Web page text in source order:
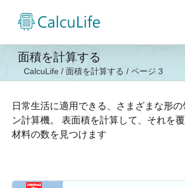
面積を計算する
CalcuLife / 面積を計算する / ページ 3
日常生活に適用できる、さまざまな形の
ン計算機。 表面積を計算して、それを
材料の数を見つけます